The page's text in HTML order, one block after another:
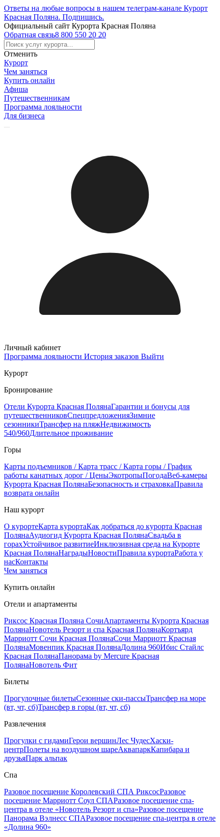
Ответы на любые вопросы в нашем телеграм-канале Курорт
Красная Поляна. Подпишись.
Официальный сайт Курорта Красная Поляна
Обратная связь8 800 550 20 20
Отменить
Курорт
Чем заняться
Купить онлайн
Афиша
Путешественникам
Программа лояльности
Для бизнеса
Личный кабинет
Программа лояльности История заказов Выйти
Курорт
Бронирование
Отели Курорта Красная ПолянаГарантии и бонусы для
путешественниковСпецпредложенияЗимние
сезонникиТрансфер на пляжНедвижимость
540/960Длительное проживание
Горы
Карты подъемников / Карта трасс / Карта горы / График
работы канатных дорог / ЦеныЭкотропыПогодаВеб-камеры
Курорта Красная ПолянаБезопасность и страховкаПравила
возврата онлайн
Наш курорт
О курортеКарта курортаКак добраться до курорта Красная
ПолянаАудиогид Курорта Красная ПолянаСвадьба в
горахУстойчивое развитиеИнклюзивная среда на Курорте
Красная ПолянаНаградыНовостиПравила курортаРабота у
насКонтакты
Чем заняться
Купить онлайн
Отели и апартаменты
Риксос Красная Поляна СочиАпартаменты Курорта Красная
ПолянаНовотель Резорт и спа Красная ПолянаКортъярд
Марриотт Сочи Красная ПолянаСочи Марриотт Красная
ПолянаМовенпик Красная ПолянаДолина 960Ибис Стайлс
Красная ПолянаПанорама by Mercure Красная
ПолянаНовотель Фит
Билеты
Прогулочные билетыСезонные ски-пассыТрансфер на море
(вт, чт, сб)Трансфер в горы (вт, чт, сб)
Развлечения
Прогулки с гидамиГерои вершинЛес ЧудесХаски-
центрПолеты на воздушном шареАквапаркКапибара и
друзьяПарк альпак
Спа
Разовое посещение Королевский СПА РиксосРазовое
посещение Марриотт Соул СПАРазовое посещение спа-
центра в отеле «Новотель Резорт и спа»Разовое посещение
Панорама Вэлнесс СПАРазовое посещение спа-центра в отеле
«Долина 960»